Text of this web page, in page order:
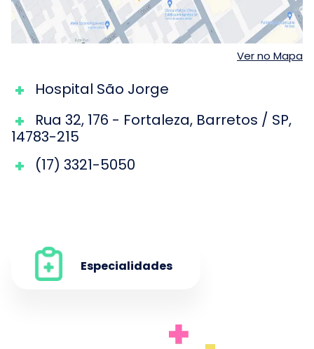
Ver no Mapa
Hospital São Jorge
Rua 32, 176 - Fortaleza, Barretos / SP,
14783-215
(17) 3321-5050
Especialidades